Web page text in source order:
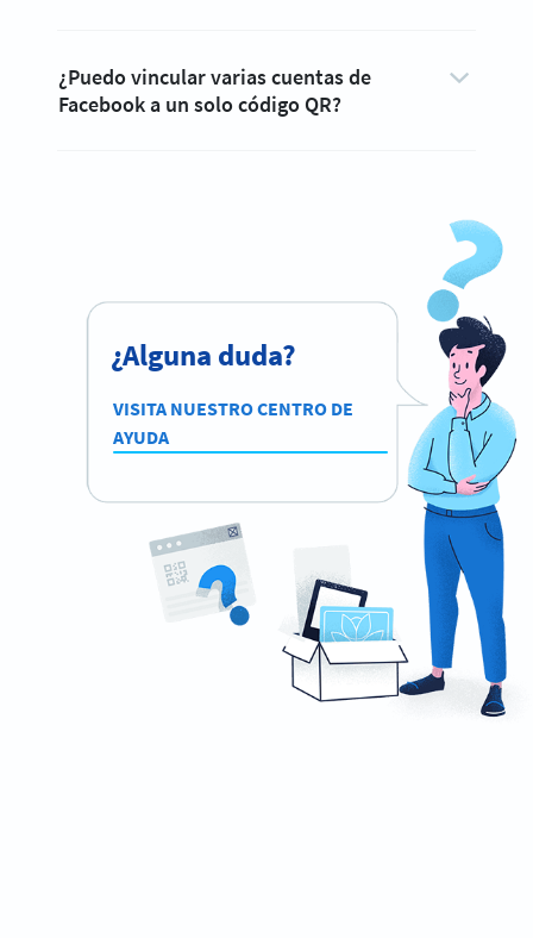
¿Puedo vincular varias cuentas de
Facebook a un solo código QR?
¿Alguna duda?
VISITA NUESTRO CENTRO DE
AYUDA